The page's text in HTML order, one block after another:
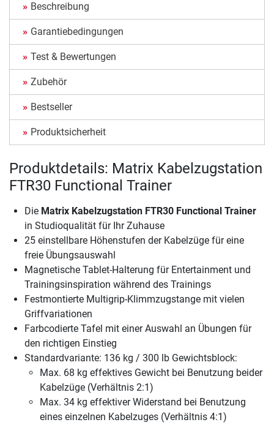
Beschreibung
Garantiebedingungen
Test & Bewertungen
Zubehör
Bestseller
Produktsicherheit
Produktdetails: Matrix Kabelzugstation
FTR30 Functional Trainer
Die Matrix Kabelzugstation FTR30 Functional Trainer
in Studioqualität für Ihr Zuhause
25 einstellbare Höhenstufen der Kabelzüge für eine
freie Übungsauswahl
Magnetische Tablet-Halterung für Entertainment und
Trainingsinspiration während des Trainings
Festmontierte Multigrip-Klimmzugstange mit vielen
Griffvariationen
Farbcodierte Tafel mit einer Auswahl an Übungen für
den richtigen Einstieg
Standardvariante: 136 kg / 300 lb Gewichtsblock:
Max. 68 kg effektives Gewicht bei Benutzung beider
Kabelzüge (Verhältnis 2:1)
Max. 34 kg effektiver Widerstand bei Benutzung
eines einzelnen Kabelzuges (Verhältnis 4:1)